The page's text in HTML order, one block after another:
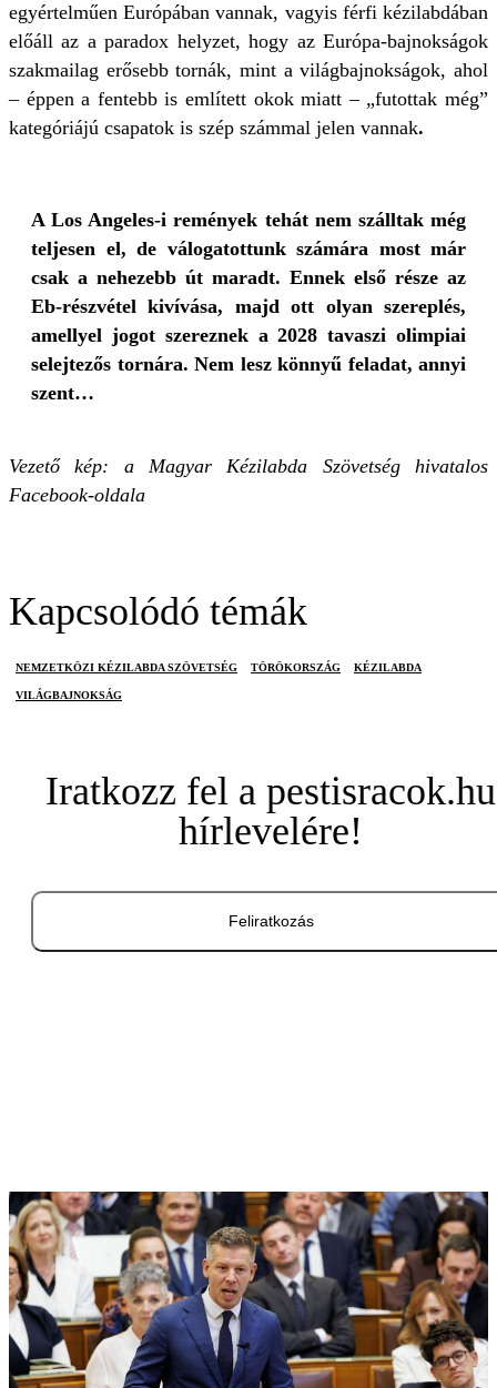
egyértelműen Európában vannak, vagyis férfi kézilabdában
előáll az a paradox helyzet, hogy az Európa-bajnokságok
szakmailag erősebb tornák, mint a világbajnokságok, ahol
– éppen a fentebb is említett okok miatt – „futottak még”
kategóriájú csapatok is szép számmal jelen vannak.
A Los Angeles-i remények tehát nem szálltak még
teljesen el, de válogatottunk számára most már
csak a nehezebb út maradt. Ennek első része az
Eb-részvétel kivívása, majd ott olyan szereplés,
amellyel jogot szereznek a 2028 tavaszi olimpiai
selejtezős tornára. Nem lesz könnyű feladat, annyi
szent…
Vezető kép: a Magyar Kézilabda Szövetség hivatalos
Facebook-oldala
Kapcsolódó témák
NEMZETKÖZI KÉZILABDA SZÖVETSÉG TÖRÖKORSZÁG KÉZILABDA
VILÁGBAJNOKSÁG
Iratkozz fel a pestisracok.hu
hírlevelére!
Feliratkozás